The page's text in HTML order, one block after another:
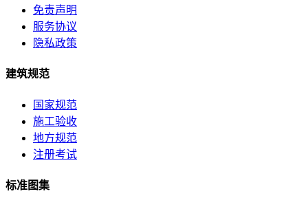
免责声明
服务协议
隐私政策
建筑规范
国家规范
施工验收
地方规范
注册考试
标准图集